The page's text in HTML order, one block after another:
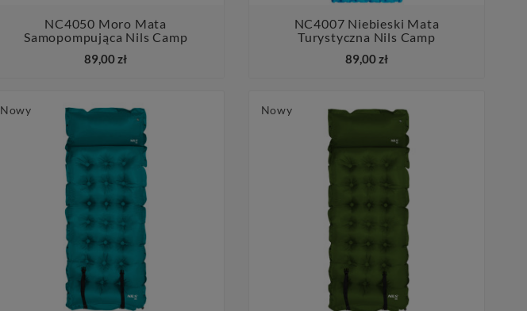
 
NC4050 Moro Mata
Samopompująca Nils Camp
89,00 zł
 
NC4007 Niebieski Mata
Turystyczna Nils Camp
89,00 zł
Nowy Nowy